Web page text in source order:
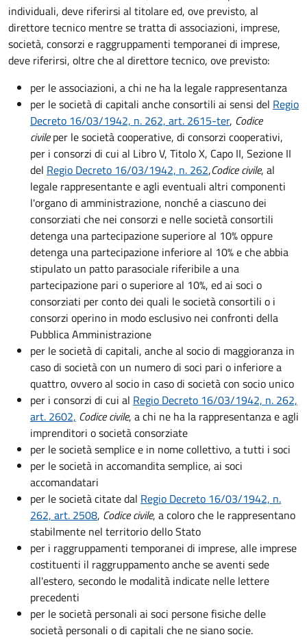
individuali, deve riferirsi al titolare ed, ove previsto, al
direttore tecnico mentre setratta di associazioni, imprese,
società, consorzi e raggruppamenti temporanei di imprese,
deve riferirsi, oltre che al direttore tecnico, ove previsto:
per le associazioni, a chi ne ha la legale rappresentanza
per le società di capitali anche consortili ai sensi del Regio
Decreto 16/03/1942, n. 262, art. 2615-ter, Codice
civileper le società cooperative, di consorzi cooperativi,
per i consorzi di cui al Libro V, Titolo X, Capo II, Sezione II
del Regio Decreto 16/03/1942, n. 262,Codice civile, al
legale rappresentante e agli eventuali altri componenti
l'organo di amministrazione, nonché a ciascuno dei
consorziati che nei consorzi e nelle società consortili
detenga una partecipazione superiore al 10% oppure
detenga una partecipazione inferiore al 10% e che abbia
stipulato un patto parasociale riferibile a una
partecipazione pari o superiore al 10%, ed ai soci o
consorziati per conto dei quali le società consortili o i
consorzi operino in modo esclusivo nei confronti della
Pubblica Amministrazione
per le società di capitali, anche al socio di maggioranza in
caso di società con un numero di soci pari o inferiore a
quattro, ovvero al socio in caso di società con socio unico
per i consorzi di cui al Regio Decreto 16/03/1942, n. 262,
art. 2602, Codice civile, a chi ne ha la rappresentanza e agli
imprenditori o società consorziate
per le società semplice e in nome collettivo, a tutti i soci
per le società in accomandita semplice, ai soci
accomandatari
per le società citate dal Regio Decreto 16/03/1942, n.
262, art. 2508, Codice civile, a coloro che le rappresentano
stabilmente nel territorio dello Stato
per i raggruppamenti temporanei di imprese, alle imprese
costituenti il raggruppamento anche se aventi sede
all'estero, secondo le modalità indicate nelle lettere
precedenti
per le società personali ai soci persone fisiche delle
società personali o di capitali che ne siano socie.